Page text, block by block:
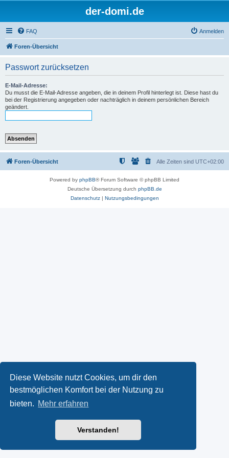
Diese Website nutzt Cookies, um dir den
bestmöglichen Komfort bei der Nutzung zu
bieten. Mehr erfahren
Verstanden!
der-domi.de
FAQ Anmelden
Foren-Übersicht
Passwort zurücksetzen
E-Mail-Adresse:
Du musst die E-Mail-Adresse angeben, die in deinem Profil hinterlegt ist. Diese hast du
bei der Registrierung angegeben oder nachträglich in deinem persönlichen Bereich
geändert.
Foren-Übersicht Alle Zeiten sind UTC+02:00
Powered by phpBB® Forum Software © phpBB Limited
Deutsche Übersetzung durch phpBB.de
Datenschutz| Nutzungsbedingungen